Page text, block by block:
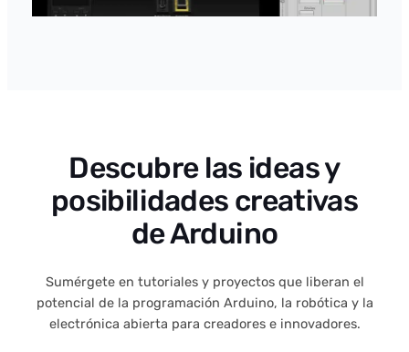
Descubre las ideas y
posibilidades creativas
de Arduino
Sumérgete en tutoriales y proyectos que liberan el
potencial de la programación Arduino, la robótica y la
electrónica abierta para creadores e innovadores.